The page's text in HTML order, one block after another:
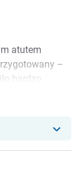
atutem
–
bardzo
również
:) Za
ze służby
„dzień dobry”.
się naprawdę